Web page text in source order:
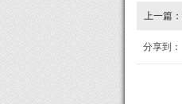
上一篇：
分享到：